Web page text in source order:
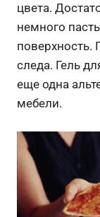
цвета.
немного
поверхность.
следа. Гель
еще одна
мебели.